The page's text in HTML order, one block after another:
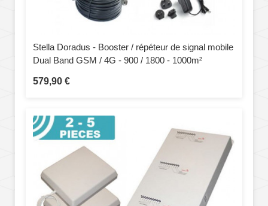
Stella Doradus - Booster / répéteur de signal mobile
Dual Band GSM / 4G - 900 / 1800 - 1000m²
579,90 €